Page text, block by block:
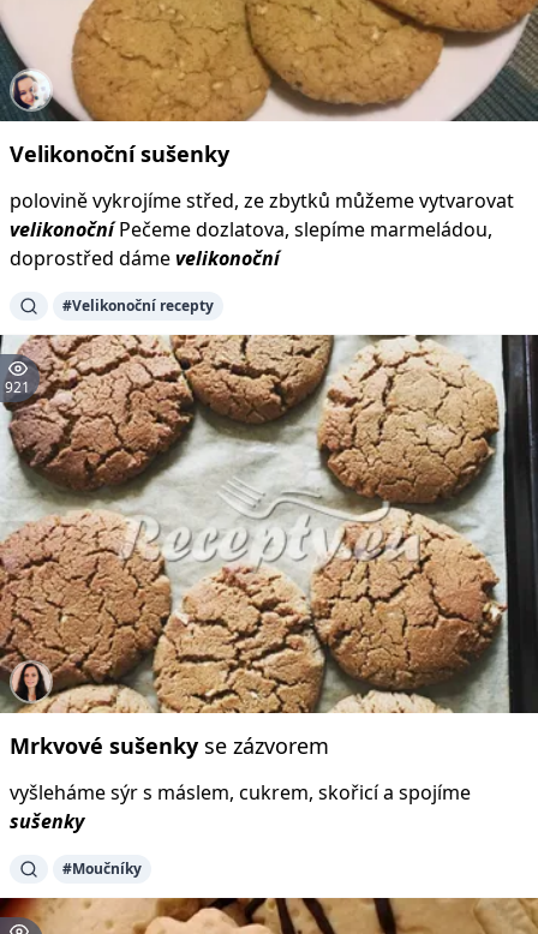
Velikonoční sušenky
polovině vykrojíme střed, ze zbytků můžeme vytvarovat
velikonočníPečeme dozlatova, slepíme marmeládou,
doprostřed dámevelikonoční
#Velikonoční recepty
921
Mrkvové sušenky se zázvorem
vyšleháme sýr s máslem, cukrem, skořicí a spojíme
sušenky
#Moučníky